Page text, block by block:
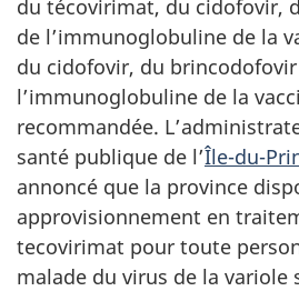
du técovirimat, du cidofovir,
de l’immunoglobuline de la
du cidofovir, du
l’immunoglobuline de la
recommandée.
santé publique de l’Île-du-
annoncé que la province
approvisionnement en
tecovirimat pour toute
malade du virus de la variole